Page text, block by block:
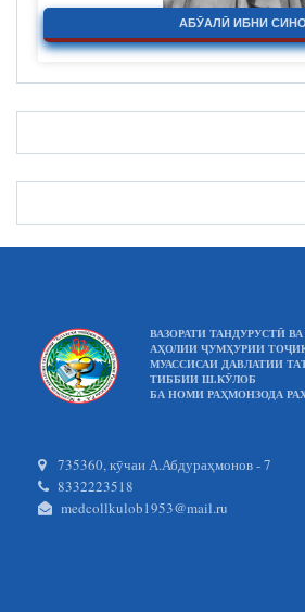
АБӮАЛӢ ИБНИ СИНО
ВАЗОРАТИ ТАНДУРУСТӢ
АҲОЛИИ ҶУМҲУРИИ
МУАССИСАИ ДАВЛАТИИ
ТИББИИ Ш.КӮЛОБ
БА НОМИ РАҲМОНЗОДА
735360, кӯчаи А.Абдураҳмонов - 7
8332223518
medcollkulob1953@mail.ru